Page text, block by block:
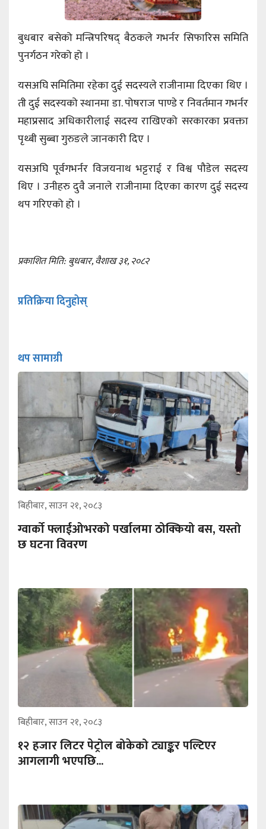
बुधबार बसेको मन्त्रिपरिषद् बैठकले गभर्नर सिफारिस समिति
पुनर्गठन गरेको हो ।
यसअघि समितिमा रहेका दुई सदस्यले राजीनामा दिएका थिए ।
ती दुई सदस्यको स्थानमा डा. पोषराज पाण्डे र निवर्तमान गभर्नर
महाप्रसाद अधिकारीलाई सदस्य राखिएको सरकारका प्रवक्ता
पृथ्बी सुब्बा गुरुङले जानकारी दिए ।
यसअघि पूर्वगभर्नर विजयनाथ भट्टराई र विश्व पौडेल सदस्य
थिए । उनीहरु दुवै जनाले राजीनामा दिएका कारण दुई सदस्य
थप गरिएको हो ।
प्रकाशित मिति: बुधबार, वैशाख ३१, २०८२
प्रतिक्रिया दिनुहोस्
थप सामाग्री
बिहीबार, साउन २१, २०८३
ग्वार्को फ्लाईओभरको पर्खालमा ठोक्कियो बस, यस्तो
छ घटना विवरण
बिहीबार, साउन २१, २०८३
१२ हजार लिटर पेट्रोल बोकेको ट्याङ्कर पल्टिएर
आगलागी भएपछि...